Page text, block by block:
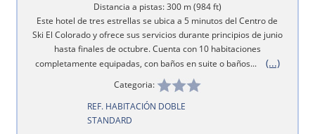
Distancia a pistas: 300 m (984 ft)
Este hotel de tres estrellas se ubica a 5 minutos del Centro de
Ski El Colorado y ofrece sus servicios durante principios de junio
hasta finales de octubre. Cuenta con 10 habitaciones
completamente equipadas, con baños en suite o baños...
(...)
Categoria:
REF. HABITACIÓN DOBLE
STANDARD